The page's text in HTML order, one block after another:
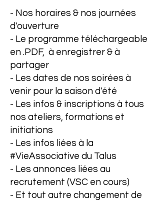
- Nos horaires & nos journées
d'ouverture
- Le programme téléchargeable
en .PDF, à enregistrer & à
partager
- Les dates de nos soirées à
venir pour la saison d'été
- Les infos & inscriptions à tous
nos ateliers, formations et
initiations
- Les infos liées à la
#VieAssociative du Talus
- Les annonces liées au
recrutement (VSC en cours)
- Et tout autre changement de